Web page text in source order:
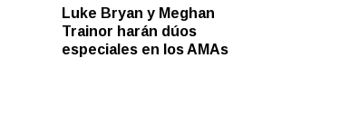
Luke Bryan y Meghan
Trainor harán dúos
especiales en los AMAs